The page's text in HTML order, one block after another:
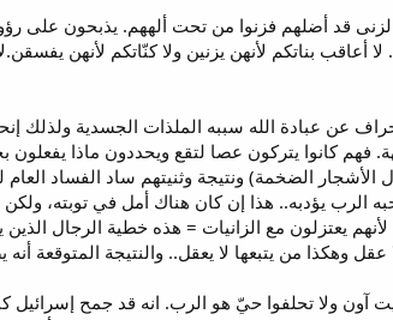
الزنى قد أضلهم فزنوا من تحت ألههم. يذبحون على
بناتكم لأنهن يزنين ولا كنّاتكم لأنهن
عن عبادة الله سببه الملذات الجسدية ولذلك
فهم كانوا يتركون عصا لتقع ويحددون ماذا
ظلال الأشجار الضخمة) ونتيجة وثنيتهم ساد الفساد
يحبه الرب يؤدبه.. هذا إن كان هناك أمل في توبته،
يعتزلون مع الزانيات = هذه خطية الرجال الذين
وهكذا من يتبعها لا يعقل.. والنتيجة المتوقعة
إلى بيت آون ولا تحلفوا حيّ هو الرب. انه قد جمح